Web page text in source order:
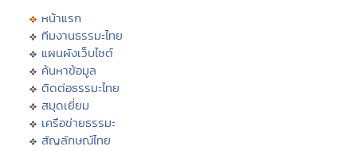
หน้าแรก
ทีมงานธรรมะไทย
แผนผังเว็บไซต์
ค้นหาข้อมูล
ติดต่อธรรมะไทย
สมุดเยี่ยม
เครือข่ายธรรมะ
สัญลักษณ์ไทย